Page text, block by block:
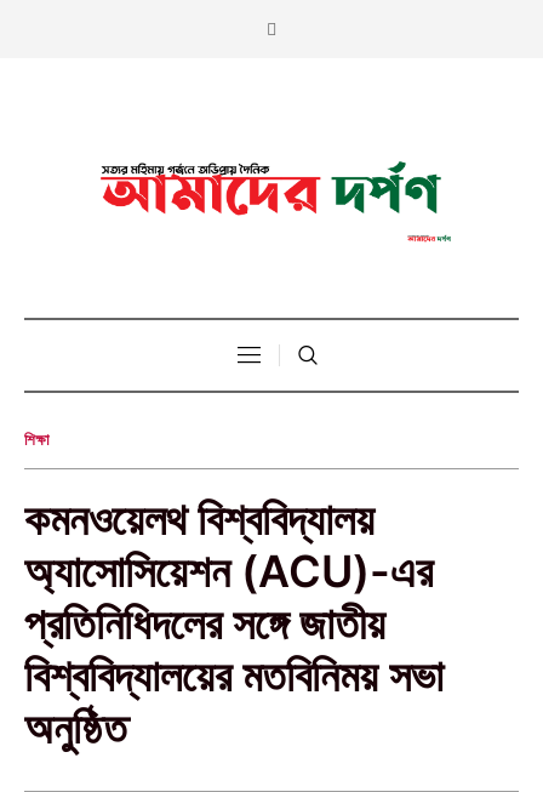
শিক্ষা
কমনওয়েলথ বিশ্ববিদ্যালয়
অ্যাসোসিয়েশন (ACU)-এর
প্রতিনিধিদলের সঙ্গে জাতীয়
বিশ্ববিদ্যালয়ের মতবিনিময় সভা
অনুষ্ঠিত